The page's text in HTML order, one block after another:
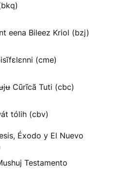
eena Bileez Kriol (bzj)
(cme)
Cũrĩcã Tuti (cbc)
tólih (cbv)
Éxodo y El Nuevo
Testamento